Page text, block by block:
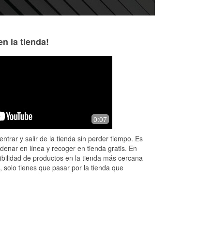
Kesha. Was great, went above and
beyond to assist me in my correct
great. Love doing buis here Karl
la tienda!
0:07
y salir de la tienda sin perder tiempo. Es
en línea y recoger en tienda gratis. En
de productos en la tienda más cercana
tienes que pasar por la tienda que